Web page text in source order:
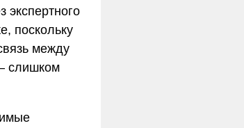
экспертного
поскольку
между
слишком